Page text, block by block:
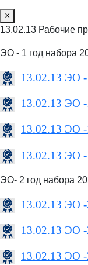
×
13.02.13 Рабочие
ЭО - 1 год набора
13.02.13 ЭО
13.02.13 ЭО
13.02.13 ЭО
13.02.13 ЭО
ЭО- 2 год набора
13.02.13 ЭО
13.02.13 ЭО
13.02.13 ЭО